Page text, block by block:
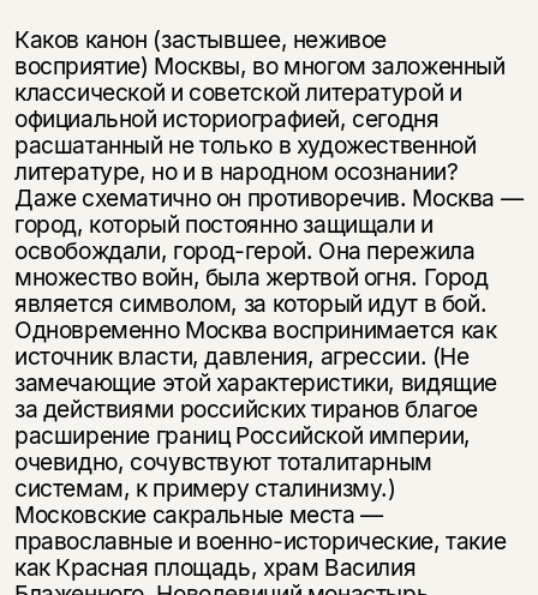
Каков канон (застывшее, неживое
восприятие) Москвы, во многом заложенный
классической и советской литературой и
официальной историографией, сегодня
расшатанный не только в художественной
литературе, но и в народном осознании?
Даже схематично он противоречив. Москва —
город, который постоянно защищали и
освобождали, город-герой. Она пережила
множество войн, была жертвой огня. Город
является символом, за который идут в бой.
Одновременно Москва воспринимается как
источник власти, давления, агрессии. (Не
замечающие этой характеристики, видящие
за действиями российских тиранов благое
расширение границ Российской империи,
очевидно, сочувствуют тоталитарным
системам, к примеру сталинизму.)
Московские сакральные места —
православные и военно-исторические, такие
как Красная площадь, храм Василия